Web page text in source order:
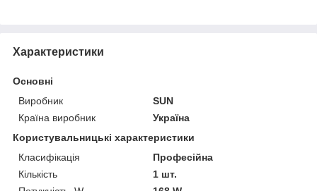
Характеристики
Основні
Виробник
SUN
Країна виробник
Україна
Користувальницькі характеристики
Класифікація
Професійна
Кількість
1 шт.